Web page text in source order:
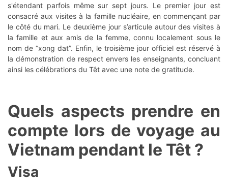
s'étendant parfois même sur sept jours. Le premier jour est
consacré aux visites à la famille nucléaire, en commençant par
le côté du mari. Le deuxième jour s’articule autour des visites à
la famille et aux amis de la femme, connu localement sous le
nom de “xong dat”. Enfin, le troisième jour officiel est réservé à
la démonstration de respect envers les enseignants, concluant
ainsi les célébrations du Têt avec une note de gratitude.
Quels aspects prendre en
compte lors de voyage au
Vietnam pendant le Têt ?
Visa